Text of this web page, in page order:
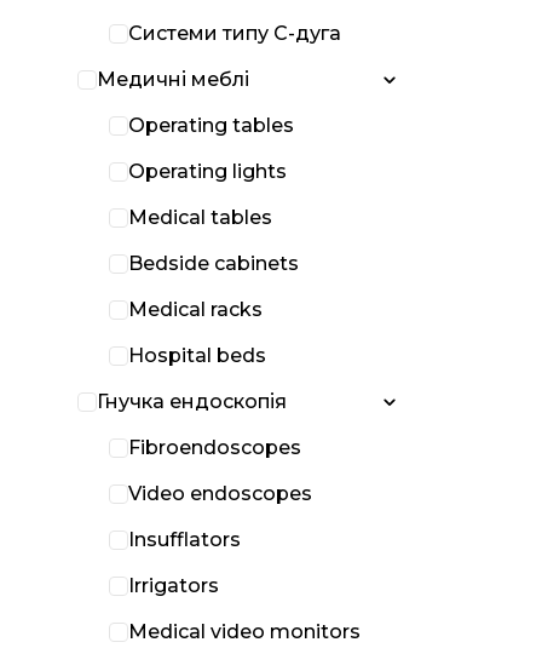
Системи типу С-дуга
Медичні меблі
Operating tables
Operating lights
Medical tables
Bedside cabinets
Medical racks
Hospital beds
Гнучка ендоскопія
Fibroendoscopes
Video endoscopes
Insufflators
Irrigators
Medical video monitors